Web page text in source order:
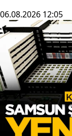
06.08.2026 12:05